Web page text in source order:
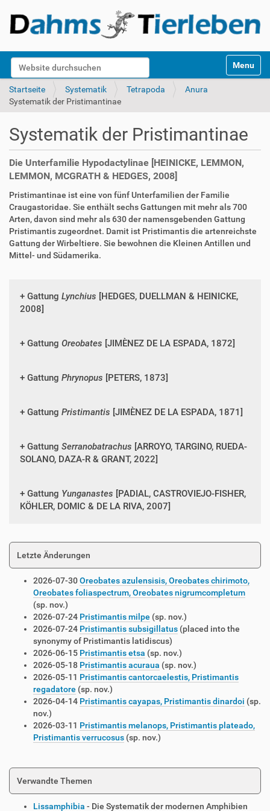
Website durchsuchen
k
Toggle
Startseite Systematik Tetrapoda
Anura
Systematik der Pristimantinae
Systematik der Pristimantinae
Die Unterfamilie Hypodactylinae [HEINICKE, LEMMON,
LEMMON, MCGRATH & HEDGES, 2008]
Pristimantinae ist eine von fünf Unterfamilien der Familie
Craugastoridae. Sie enthält sechs Gattungen mit mehr als 700
Arten, davon sind mehr als 630 der namensgebenden Gattung
Pristimantis zugeordnet. Damit ist Pristimantis die artenreichste
Gattung der Wirbeltiere. Sie bewohnen die Kleinen Antillen und
Mittel- und Südamerika.
Gattung Lynchius [HEDGES, DUELLMAN & HEINICKE,
2008]
Gattung Oreobates [JIMÈNEZ DE LA ESPADA, 1872]
Gattung Phrynopus [PETERS, 1873]
Gattung Pristimantis [JIMÈNEZ DE LA ESPADA, 1871]
Gattung Serranobatrachus [ARROYO, TARGINO, RUEDA-
SOLANO, DAZA-R & GRANT, 2022]
Gattung Yunganastes [PADIAL, CASTROVIEJO-FISHER,
KÖHLER, DOMIC & DE LA RIVA, 2007]
Letzte Änderungen
2026-07-30Oreobates azulensisis, Oreobates chirimoto,
Oreobates foliaspectrum, Oreobates nigrumcompletum
(sp. nov.)
2026-07-24 Pristimantis milpe (sp. nov.)
2026-07-24 Pristimantis subsigillatus (placed into the
synonymy of Pristimantis latidiscus)
2026-06-15 Pristimantis etsa (sp. nov.)
2026-05-18 Pristimantis acuraua (sp. nov.)
2026-05-11 Pristimantis cantorcaelestis, Pristimantis
regadatore (sp. nov.)
2026-04-14 Pristimantis cayapas, Pristimantis dinardoi (sp.
nov.)
2026-03-11 Pristimantis melanops, Pristimantis plateado,
Pristimantis verrucosus (sp. nov.)
Verwandte Themen
Lissamphibia - Die Systematik der modernen Amphibien